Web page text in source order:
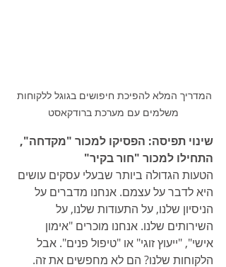
המדריך המלא להפיכת חיפושים בגוגל ללקוחות
משלמים עם מערכת ברודקאסט
שינוי תפיסה: הפסיקו למכור "מקדחה",
התחילו למכור "חור בקיר"
הטעות הגדולה ביותר שבעלי עסקים עושים
היא לדבר על עצמם. אנחנו מדברים על
הניסיון שלנו, על התעודות שלנו, על
השירותים שלנו. אנחנו מוכרים "אימון
אישי", "ייעוץ זוגי" או "טיפול פנים". אבל
הלקוחות שלנו? הם לא מחפשים את זה.